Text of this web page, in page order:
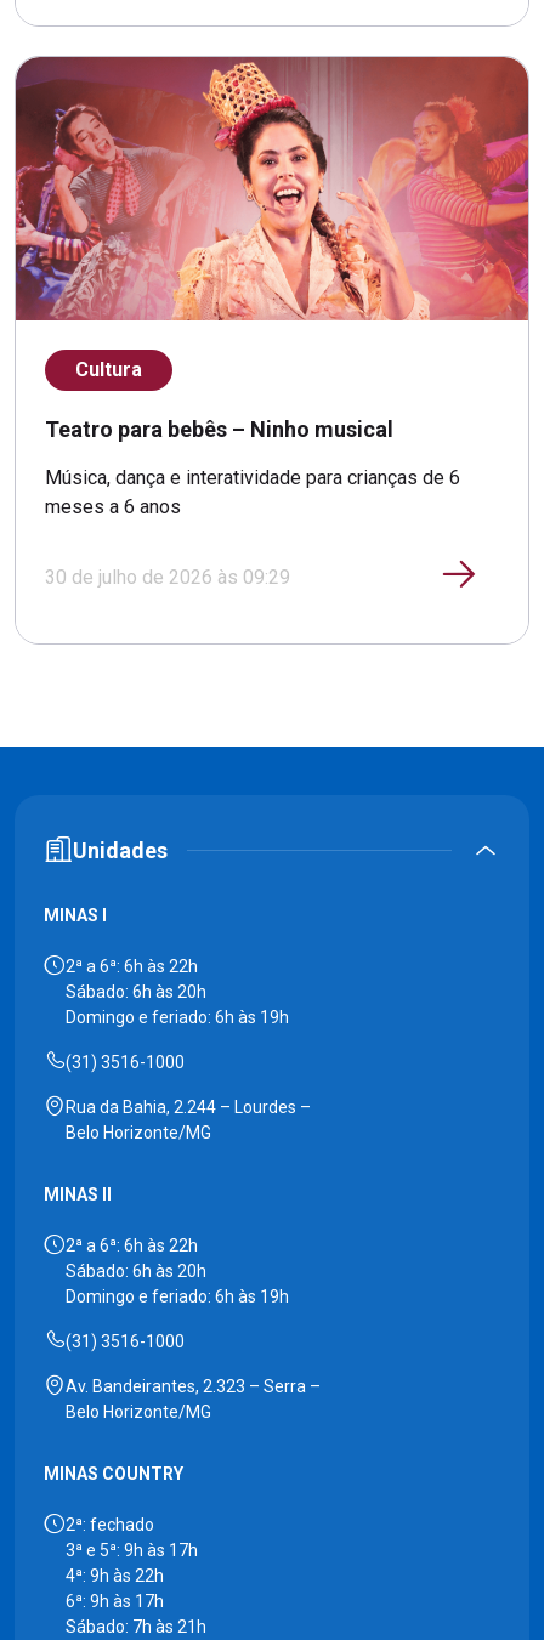
Cultura
Teatro para bebês – Ninho musical
Música, dança e interatividade para crianças de 6
meses a 6 anos
30 de julho de 2026 às 09:29
Unidades
MINAS I
2ª a 6ª: 6h às 22h
Sábado: 6h às 20h
Domingo e feriado: 6h às 19h
(31) 3516-1000
Rua da Bahia, 2.244 – Lourdes –
Belo Horizonte/MG
MINAS II
2ª a 6ª: 6h às 22h
Sábado: 6h às 20h
Domingo e feriado: 6h às 19h
(31) 3516-1000
Av. Bandeirantes, 2.323 – Serra –
Belo Horizonte/MG
MINAS COUNTRY
2ª: fechado
3ª e 5ª: 9h às 17h
4ª: 9h às 22h
6ª: 9h às 17h
Sábado: 7h às 21h